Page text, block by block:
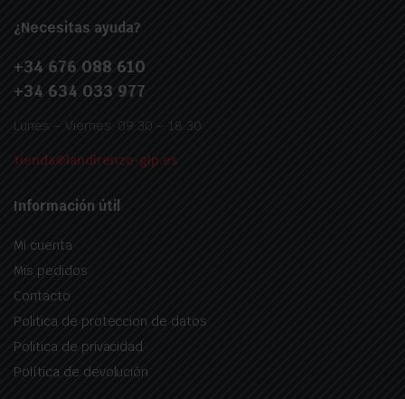
¿Necesitas ayuda?
+34 676 088 610
+34 634 033 977
Lunes – Viernes: 09:30 – 18:30
tienda@landirenzo-glp.es
Información útil
Mi cuenta
Mis pedidos
Contacto
Politica de proteccion de datos
Politica de privacidad
Política de devolución